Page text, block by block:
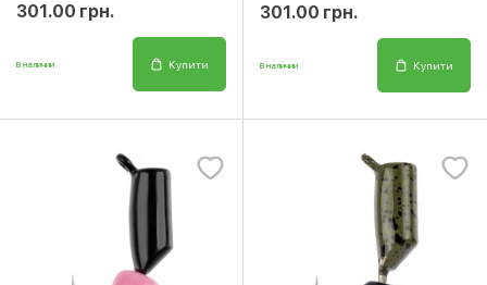
301.00 грн.
В наличии Купити
301.00 грн.
В наличии Купити